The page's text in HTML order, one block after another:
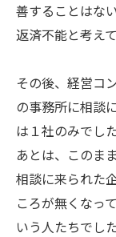
善することはな
返済不能と考え
その後、経営コ
の事務所に相談
は１社のみでした
あとは、このま
相談に来られた
ころが無くなっ
いう人たちでした